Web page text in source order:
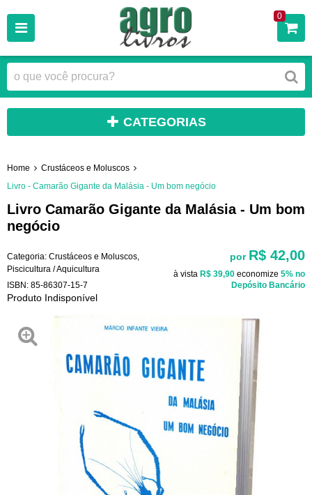
0
CATEGORIAS
Home
Crustáceos e Moluscos
Livro - Camarão Gigante da Malásia - Um bom negócio
Livro Camarão Gigante da Malásia - Um bom
negócio
Categoria: Crustáceos e Moluscos
Piscicultura / Aquicultura
ISBN: 85-86307-15-7
Produto Indisponível
por R$ 42,00
à vista R$ 39,90 economize 5% no
Depósito Bancário